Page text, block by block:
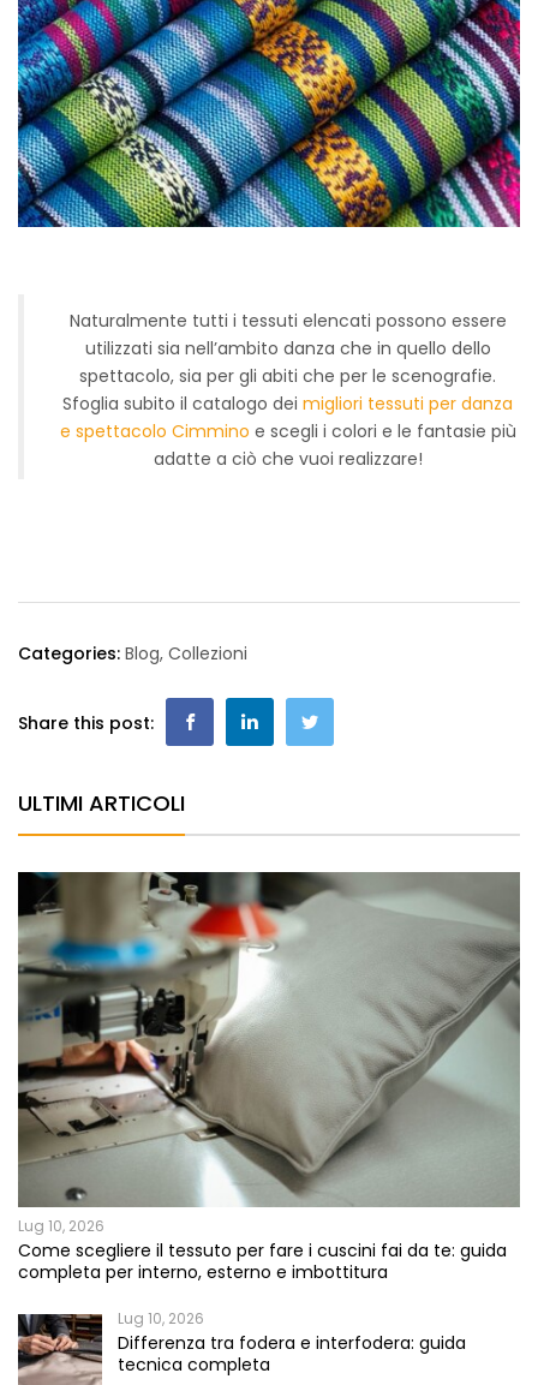
Naturalmente tutti i tessuti elencati possono essere
utilizzati sia nell’ambito danza che in quello dello
spettacolo, sia per gli abiti che per le scenografie.
Sfoglia subito il catalogo dei migliori tessuti per danza
e spettacolo Cimmino e scegli i colori e le fantasie più
adatte a ciò che vuoi realizzare!
Categories: Blog, Collezioni
Share this post:
ULTIMI ARTICOLI
Lug 10, 2026
Come scegliere il tessuto per fare i cuscini fai da te: guida
completa per interno, esterno e imbottitura
Lug 10, 2026
Differenza tra fodera e interfodera: guida
tecnica completa